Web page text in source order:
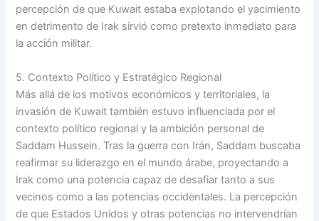
percepción de que Kuwait estaba explotando el yacimiento
en detrimento de Irak sirvió como pretexto inmediato para
la acción militar.
5. Contexto Político y Estratégico Regional
Más allá de los motivos económicos y territoriales, la
invasión de Kuwait también estuvo influenciada por el
contexto político regional y la ambición personal de
Saddam Hussein. Tras la guerra con Irán, Saddam buscaba
reafirmar su liderazgo en el mundo árabe, proyectando a
Irak como una potencia capaz de desafiar tanto a sus
vecinos como a las potencias occidentales. La percepción
de que Estados Unidos y otras potencias no intervendrían